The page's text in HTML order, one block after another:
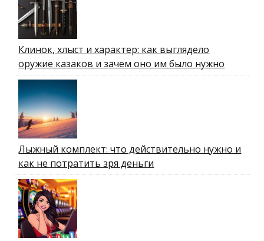
Клинок, хлыст и характер: как выглядело
оружие казаков и зачем оно им было нужно
Лыжный комплект: что действительно нужно и
как не потратить зря деньги